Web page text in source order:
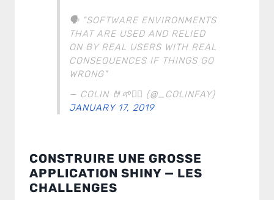
🗣 "SOFTWARE ENVIRONMENTS
THAT ARE USED AND RELIED
ON BY REAL USERS WITH REAL
CONSEQUENCES IF THINGS GO
WRONG"
— COLIN 🤘🌱🏃‍♀️ (@_COLINFAY)
JANUARY 17, 2019
CONSTRUIRE UNE GROSSE
APPLICATION SHINY — LES
CHALLENGES